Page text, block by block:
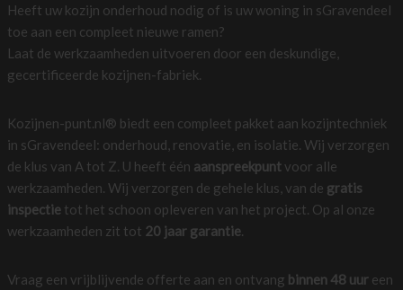
Heeft uw kozijn onderhoud nodig of is uw woning in sGravendeel
toe aan een compleet nieuwe ramen?
Laat de werkzaamheden uitvoeren door een deskundige,
gecertificeerde kozijnen-fabriek.
Kozijnen-punt.nl® biedt een compleet pakket aan kozijntechniek
in sGravendeel: onderhoud, renovatie, en isolatie. Wij verzorgen
de klus van A tot Z. U heeft één aanspreekpuntvoor alle
werkzaamheden. Wij verzorgen de gehele klus, van de gratis
inspectietot het schoon opleveren van het project. Op al onze
werkzaamheden zit tot 20 jaar garantie.
Vraag een vrijblijvende offerte aan en ontvang binnen 48 uureen